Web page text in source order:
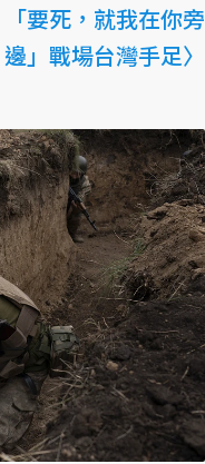
要死，就我在你旁
邊」戰場台灣手足〉